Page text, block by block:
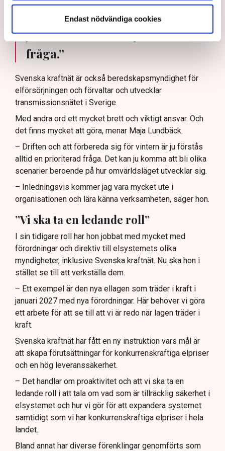
Endast nödvändiga cookies
”Att förbereda sig för vintern är
ju förstås alltid en prioriterad
fråga.”
Svenska kraftnät är också beredskapsmyndighet för
elförsörjningen och förvaltar och utvecklar
transmissionsnätet i Sverige.
Med andra ord ett mycket brett och viktigt ansvar. Och
det finns mycket att göra, menar Maja Lundbäck.
– Driften och att förbereda sig för vintern är ju förstås
alltid en prioriterad fråga. Det kan ju komma att bli olika
scenarier beroende på hur omvärldsläget utvecklar sig.
– Inledningsvis kommer jag vara mycket ute i
organisationen och lära känna verksamheten, säger hon.
”Vi ska ta en ledande roll”
I sin tidigare roll har hon jobbat med mycket med
förordningar och direktiv till elsystemets olika
myndigheter, inklusive Svenska kraftnät. Nu ska hon i
stället se till att verkställa dem.
– Ett exempel är den nya ellagen som träder i kraft i
januari 2027 med nya förordningar. Här behöver vi göra
ett arbete för att se till att vi är redo när lagen träder i
kraft.
Svenska kraftnät har fått en ny instruktion vars mål är
att skapa förutsättningar för konkurrenskraftiga elpriser
och en hög leveranssäkerhet.
– Det handlar om proaktivitet och att vi ska ta en
ledande roll i att tala om vad som är tillräcklig säkerhet i
elsystemet och hur vi gör för att expandera systemet
samtidigt som vi har konkurrenskraftiga elpriser i hela
landet.
Bland annat har diverse förenklingar genomförts som